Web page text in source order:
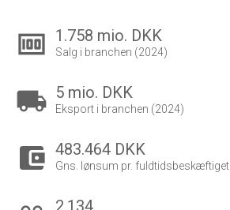
money 1.758 mio. DKK
Salg i branchen (2024)
local_shipping 5 mio. DKK
Eksport i branchen (2024)
account_balance_wallet 483.464 DKK
Gns. lønsum pr. fuldtidsbeskæftiget
2.134